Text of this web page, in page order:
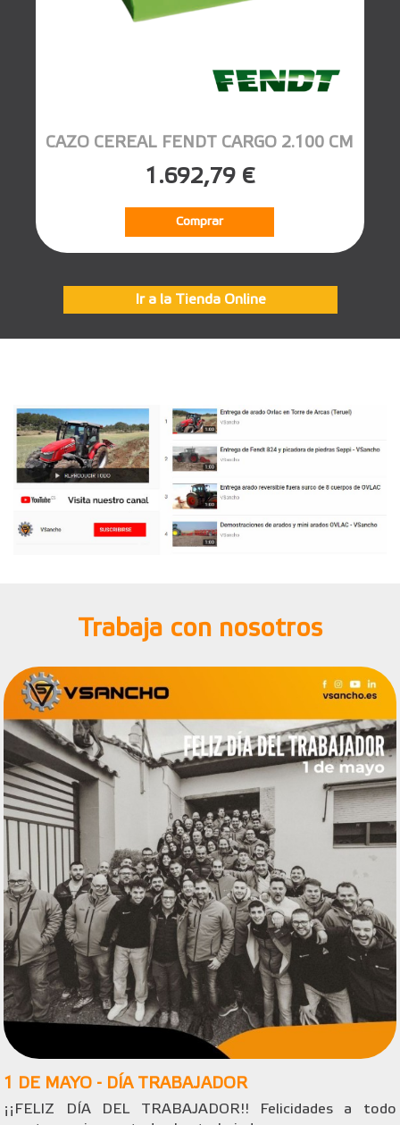
CAZO CEREAL FENDT CARGO 2.100 CM
1.692,79 €
Comprar
Ir a la Tienda Online
Trabaja con nosotros
1 DE MAYO - DÍA TRABAJADOR
¡¡FELIZ DÍA DEL TRABAJADOR!! Felicidades a todo